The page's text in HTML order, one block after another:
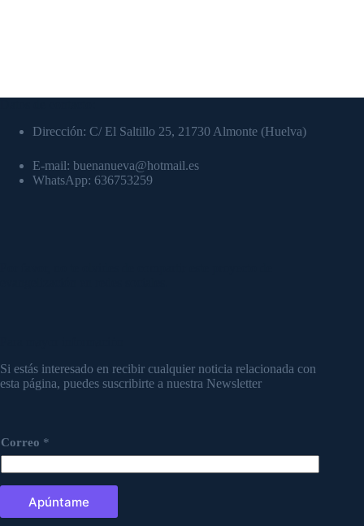
Dirección: C/ El Saltillo 25, 21730 Almonte (Huelva)
E-mail: buenanueva@hotmail.es
WhatsApp: 636753259
Si estás interesado en recibir cualquier noticia relacionada con
esta página, puedes suscribirte a nuestra Newsletter
Correo *
Apúntame